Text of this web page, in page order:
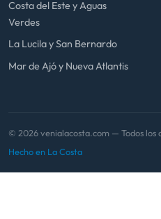
Costa del Este y Aguas
Verdes
La Lucila y San Bernardo
Mar de Ajó y Nueva Atlantis
© 2026 venialacosta.com — Todos los
Hecho en La Costa